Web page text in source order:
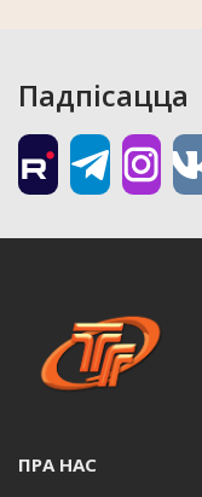
Падпісацца
ПРА НАС